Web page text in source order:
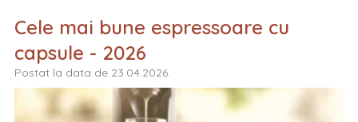
Cele mai bune espressoare cu
capsule - 2026
Postat la data de 23.04.2026.